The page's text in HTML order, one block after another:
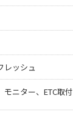
ッシュ
ニター、ETC取付